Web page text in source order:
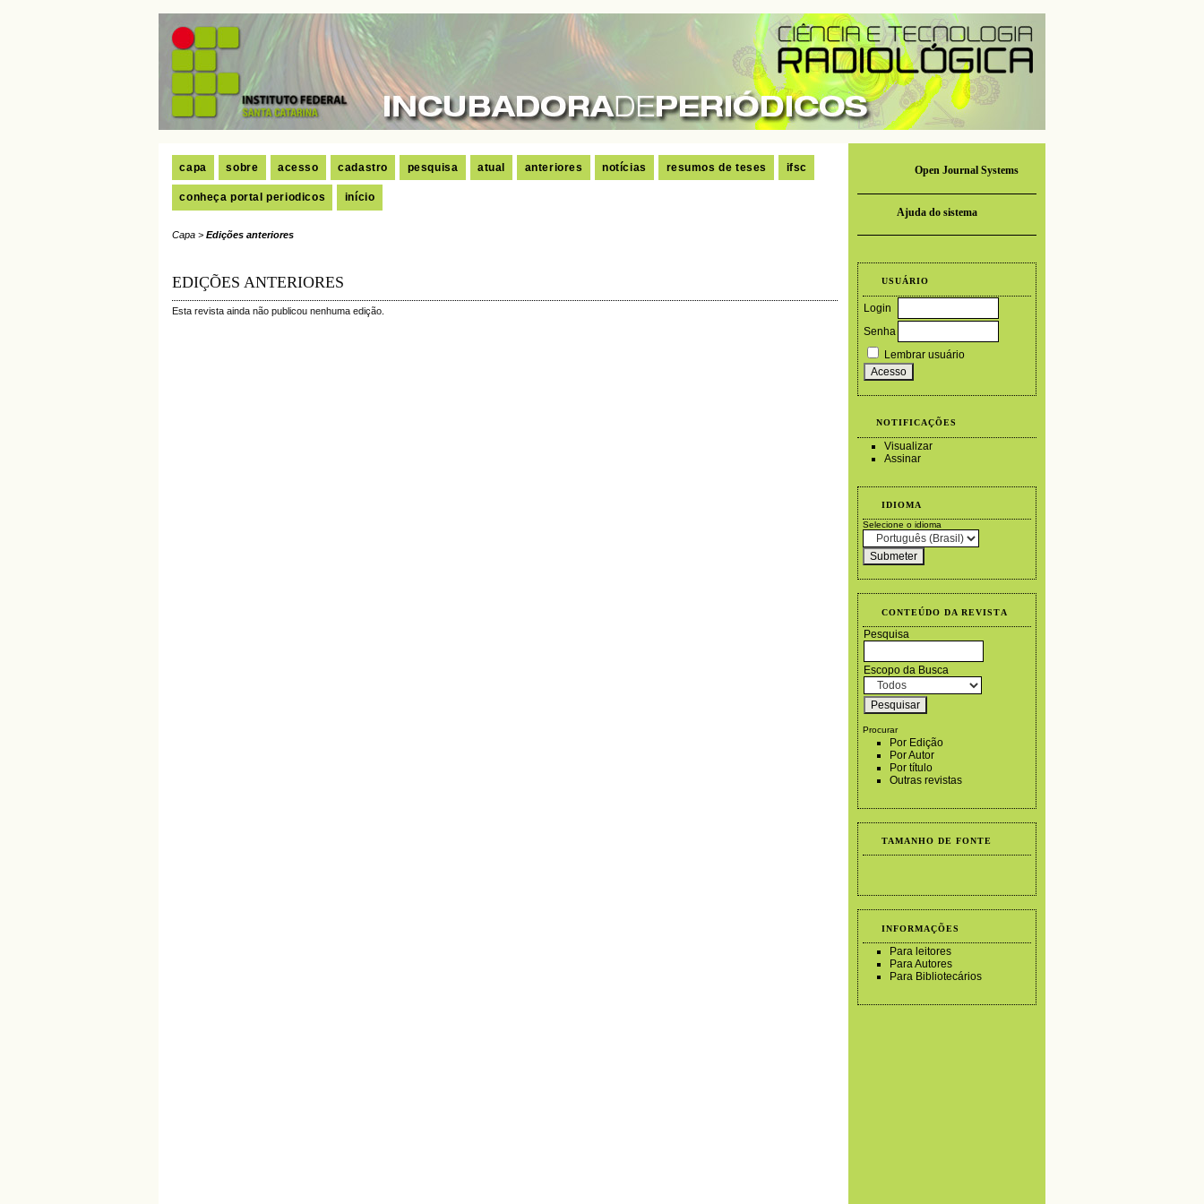
Open Journal Systems
Ajuda do sistema
USUÁRIO
Login
Senha
Lembrar usuário
NOTIFICAÇÕES
Visualizar
Assinar
IDIOMA
Selecione o idioma
CONTEÚDO DA REVISTA
Pesquisa
Escopo da Busca
Procurar
Por Edição
Por Autor
Por título
Outras revistas
TAMANHO DE FONTE
INFORMAÇÕES
Para leitores
Para Autores
Para Bibliotecários
capa sobre acesso cadastro pesquisa atual anteriores notícias resumos de teses ifsc
conheça portal periodicos início
Capa > Edições anteriores
EDIÇÕES ANTERIORES
Esta revista ainda não publicou nenhuma edição.